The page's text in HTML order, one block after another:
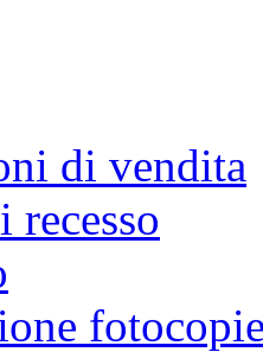
di vendita